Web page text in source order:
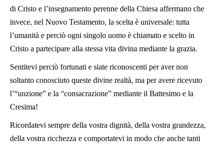
di Cristo e l’insegnamento perenne della Chiesa affermano che
invece, nel Nuovo Testamento, la scelta è universale: tutta
l’umanità e perciò ogni singolo uomo è chiamato e scelto in
Cristo a partecipare alla stessa vita divina mediante la grazia.
Sentitevi perciò fortunati e siate riconoscenti per aver non
soltanto conosciuto queste divine realtà, ma per avere ricevuto
l’“unzione” e la “consacrazione” mediante il Battesimo e la
Cresima!
Ricordatevi sempre della vostra dignità, della vostra grandezza,
della vostra ricchezza e comportatevi in modo che anche tanti